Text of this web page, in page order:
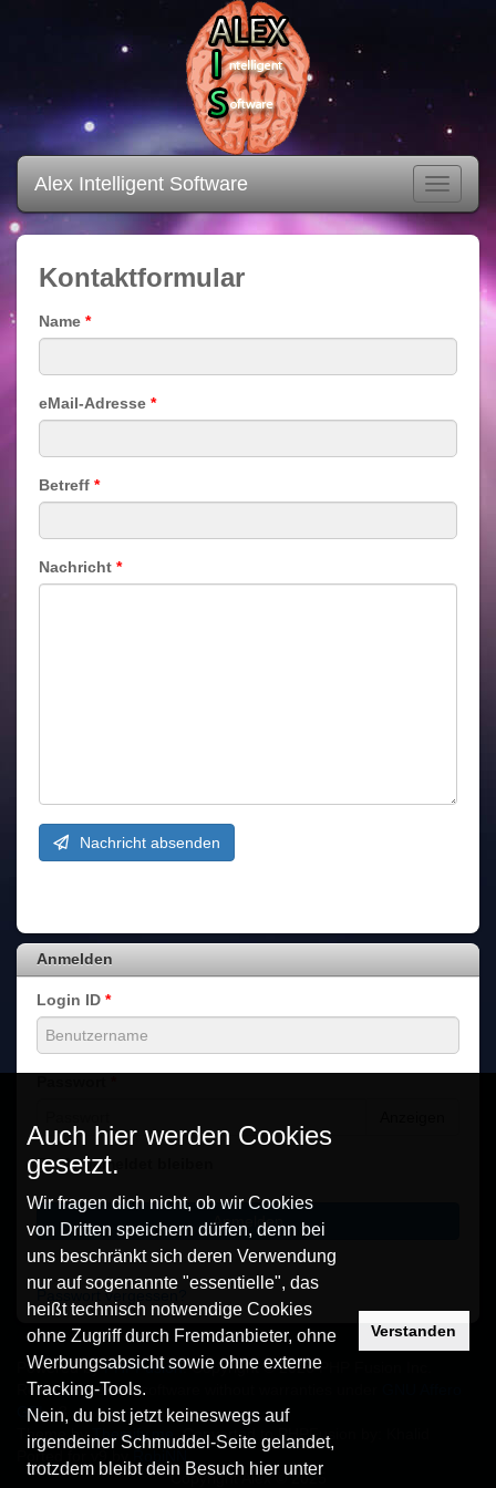
Auch hier werden Cookies
gesetzt.
Wir fragen dich nicht, ob wir Cookies
von Dritten speichern dürfen, denn bei
uns beschränkt sich deren Verwendung
nur auf sogenannte "essentielle", das
heißt technisch notwendige Cookies
ohne Zugriff durch Fremdanbieter, ohne
Werbungsabsicht sowie ohne externe
Tracking-Tools.
Nein, du bist jetzt keineswegs auf
irgendeiner Schmuddel-Seite gelandet,
trotzdem bleibt dein Besuch hier unter
Verstanden
Alex Intelligent Software
Kontaktformular
Name *
eMail-Adresse *
Betreff *
Nachricht *
Nachricht absenden
Anmelden
Login ID *
Angemeldet bleiben
Anmelden
Passwort vergessen?
Powered byPHPFusion. Copyright © 2026 PHP Fusion Inc.
Released as free software without warranties under
GPLv3.
Theme by
Themify.me
. Converted to PHPFusion by: Khalid
Ported for v9 by
Copyright Alex © 2025